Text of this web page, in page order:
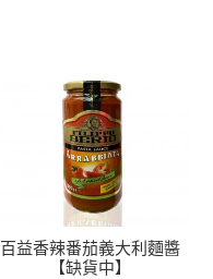
百益香辣番茄義大利麵醬
【缺貨中】